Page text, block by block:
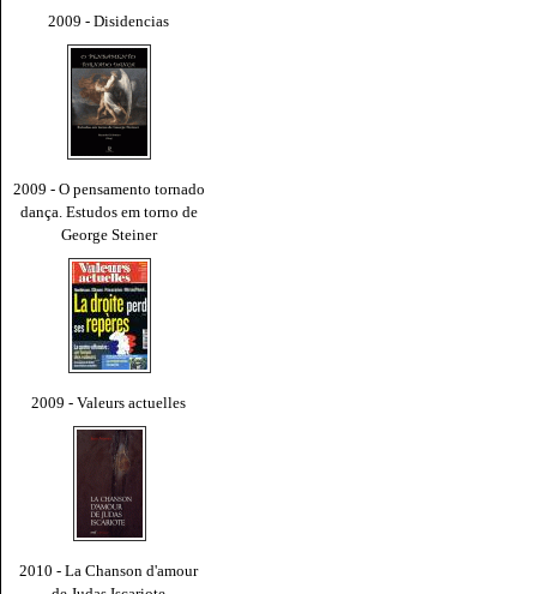
2009 - Disidencias
2009 - O pensamento tornado
dança. Estudos em torno de
George Steiner
2009 - Valeurs actuelles
2010 - La Chanson d'amour